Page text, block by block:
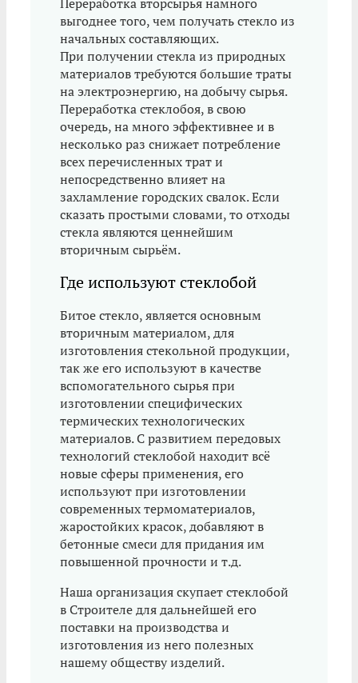
выгоднее того, чем получать стекло из
начальных составляющих.
При получении стекла из природных
материалов требуются большие траты
на электроэнергию, на добычу сырья.
Переработка стеклобоя, в свою
очередь, на много эффективнее и в
несколько раз снижает потребление
всех перечисленных трат и
непосредственно влияет на
захламление городских свалок. Если
сказать простыми словами, то отходы
стекла являются ценнейшим
вторичным сырьём.
Где используют стеклобой
Битое стекло, является основным
вторичным материалом, для
изготовления стекольной продукции,
так же его используют в качестве
вспомогательного сырья при
изготовлении специфических
термических технологических
материалов. С развитием передовых
технологий стеклобой находит всё
новые сферы применения, его
используют при изготовлении
современных термоматериалов,
жаростойких красок, добавляют в
бетонные смеси для придания им
повышенной прочности и т.д.
Наша организация скупает стеклобой
в Строителе для дальнейшей его
поставки на производства и
изготовления из него полезных
нашему обществу изделий.